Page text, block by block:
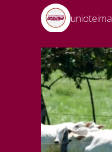
unioteima